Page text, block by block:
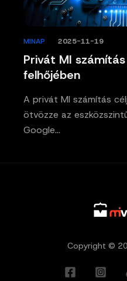
Privát MI
felhőjében
MINAP 2025-11-19
A privát MI számítás
ötvözze az
Google…
Copyright ©